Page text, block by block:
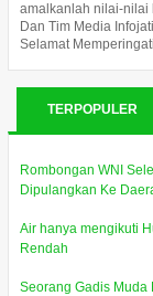
amalkanlah nilai-nilai
Dan Tim Media
Selamat
TERPOPULER
Rombongan WNI
Dipulangkan Ke
Air hanya mengikuti
Rendah
Seorang Gadis Muda